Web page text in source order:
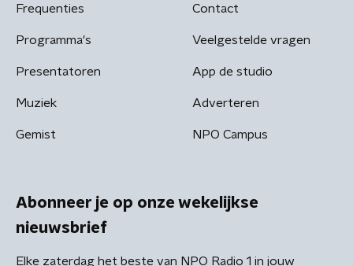
Frequenties
Programma's
Presentatoren
Muziek
Gemist
Contact
Veelgestelde vragen
App de studio
Adverteren
NPO Campus
Abonneer je op onze wekelijkse
nieuwsbrief
Elke zaterdag het beste van NPO Radio 1 in jouw